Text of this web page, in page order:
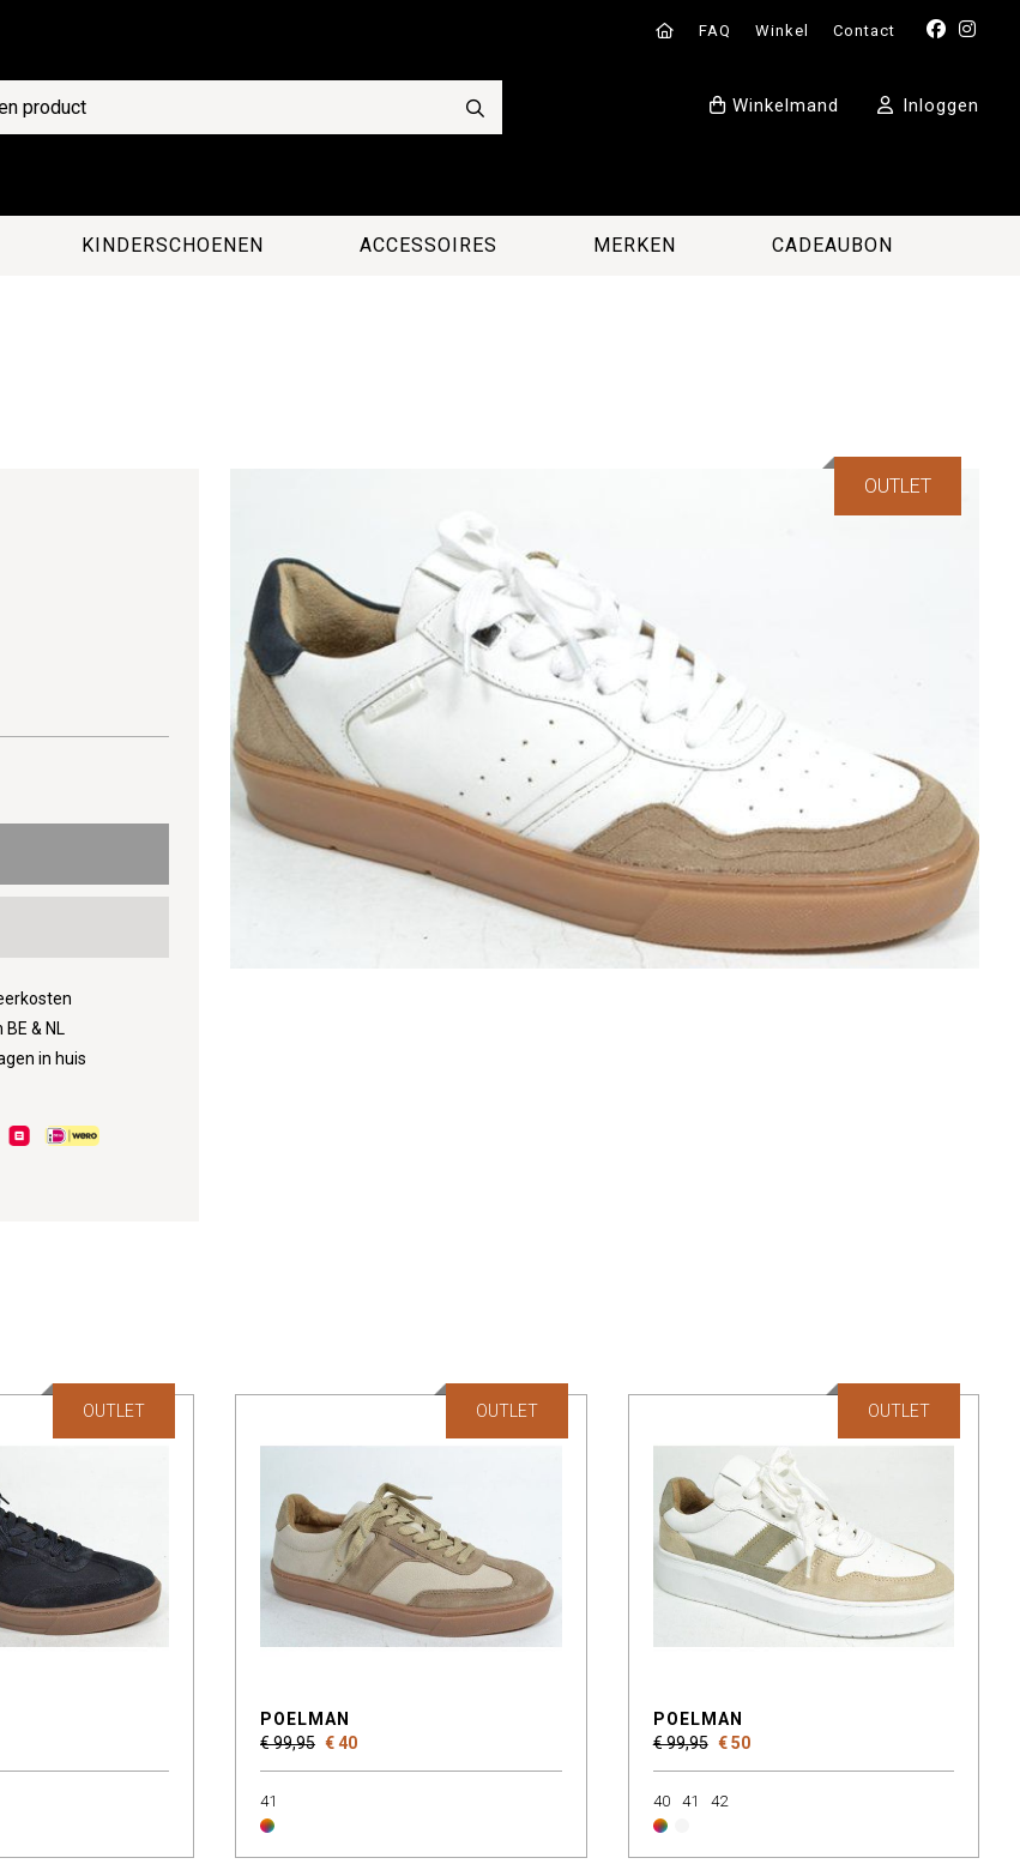
FAQ Winkel Contact
Inloggen
Winkelmand
KINDERSCHOENEN ACCESSOIRES MERKEN CADEAUBON
OUTLET
& NL
in huis
OUTLET
POELMAN
€ 99,95 € 40
OUTLET
41
POELMAN
€ 99,95 € 50
OUTLET
40 41 42